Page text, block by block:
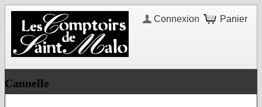
Panier
Connexion
Cannelle